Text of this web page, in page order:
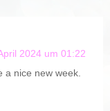
2024 um 01:22
nice new week.